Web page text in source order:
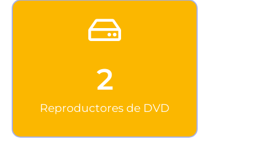
Reproductores de DVD
2